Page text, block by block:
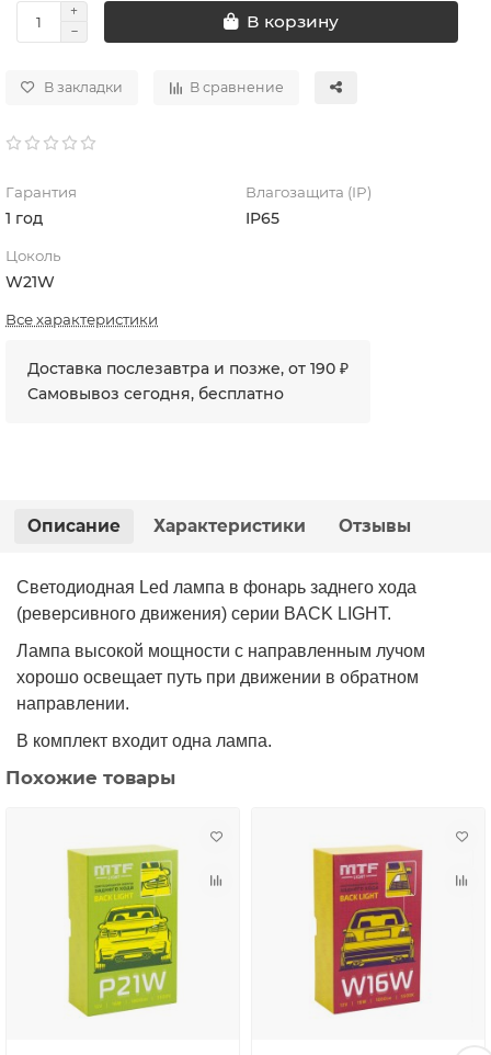
В корзину
В закладки В сравнение
Гарантия
1 год
Влагозащита (IP)
IP65
Цоколь
W21W
Все характеристики
Доставка послезавтра и позже, от 190 ₽
Самовывоз сегодня, бесплатно
Описание Характеристики Отзывы
Светодиодная Led лампа в фонарь заднего хода
(реверсивного движения) серии BACK LIGHT.
Лампа высокой мощности с направленным лучом
хорошо освещает путь при движении в обратном
направлении.
В комплект входит одна лампа.
Похожие товары